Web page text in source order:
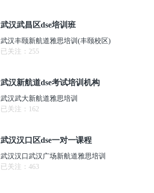
武汉武昌区dse培训班
武汉丰颐新航道雅思培训(丰颐校区)
已关注： 255
武汉新航道dse考试培训机构
武汉武大新航道雅思培训
已关注： 162
武汉汉口区dse一对一课程
武汉汉口武汉广场新航道雅思培训
已关注： 463